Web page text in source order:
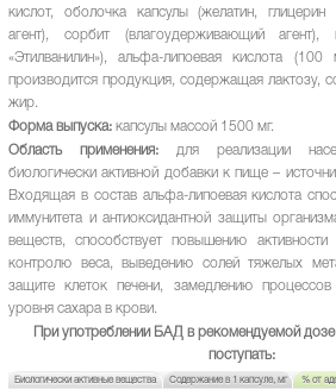
кислот, оболочка капсулы (желатин, глицерин
агент), сорбит (влагоудерживающий агент),
«Этилванилин»), альфа-липоевая кислота
производится продукция, содержащая лактозу,
жир.
Форма выпуска: капсулы массой 1500 мг.
Область применения: для реализации
биологически активной добавки к пище –
Входящая в состав альфа-липоевая кислота
иммунитета и антиоксидантной защиты
веществ, способствует повышению активности
контролю веса, выведению солей тяжелых
защите клеток печени, замедлению
уровня сахара в крови.
При употреблении БАД в рекомендуемой
поступать:
Биологически активные вещества Содержание в 1 капсуле, мг
% от